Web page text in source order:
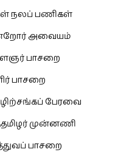
நலப் பணிகள்
அவையம்
பாசறை
பாசறை
பேரவை
முன்னணி
பாசறை